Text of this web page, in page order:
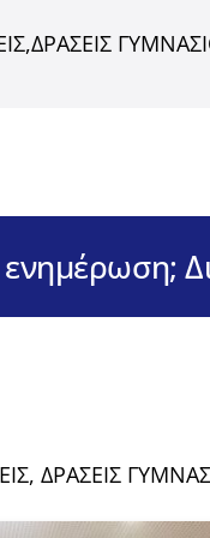
,ΔΡΑΣΕΙΣ
, ΔΡΑΣΕΙΣ